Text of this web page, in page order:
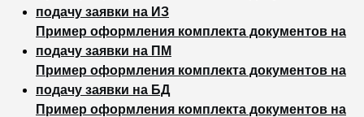
подачу заявки на ИЗ
Пример оформления комплекта документов на
подачу заявки на ПМ
Пример оформления комплекта документов на
подачу заявки на БД
Пример оформления комплекта документов на